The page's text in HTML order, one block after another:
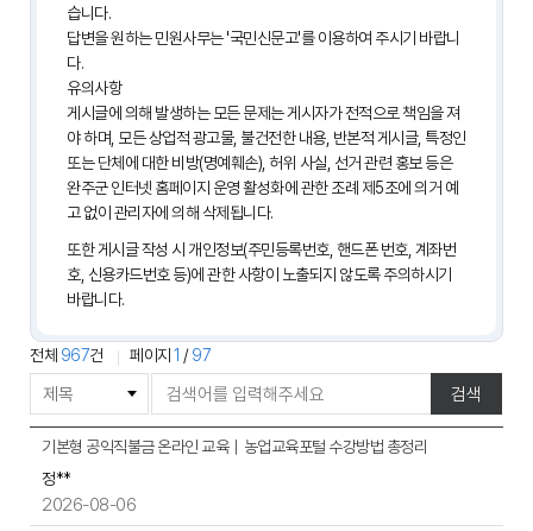
습니다.
답변을 원하는 민원사무는'국민신문고'를 이용하여 주시기 바랍니
다.
유의사항
게시글에 의해 발생하는 모든 문제는 게시자가 전적으로 책임을 져
야 하며, 모든 상업적 광고물, 불건전한 내용, 반본적 게시글, 특정인
또는 단체에 대한 비방(명예훼손), 허위 사실, 선거 관련 홍보 등은
완주군 인터넷 홈페이지 운영 활성화에 관한 조례 제5조에 의거 예
고 없이 관리자에 의해 삭제됩니다.
또한 게시글 작성 시 개인정보(주민등록번호, 핸드폰 번호, 계좌번
호, 신용카드번호 등)에 관한 사항이 노출되지 않도록 주의하시기
바랍니다.
전체 967건 페이지1 /97
시
물
색
검색
기본형 공익직불금 온라인 교육｜농업교육포털 수강방법 총정리
정**
2026-08-06